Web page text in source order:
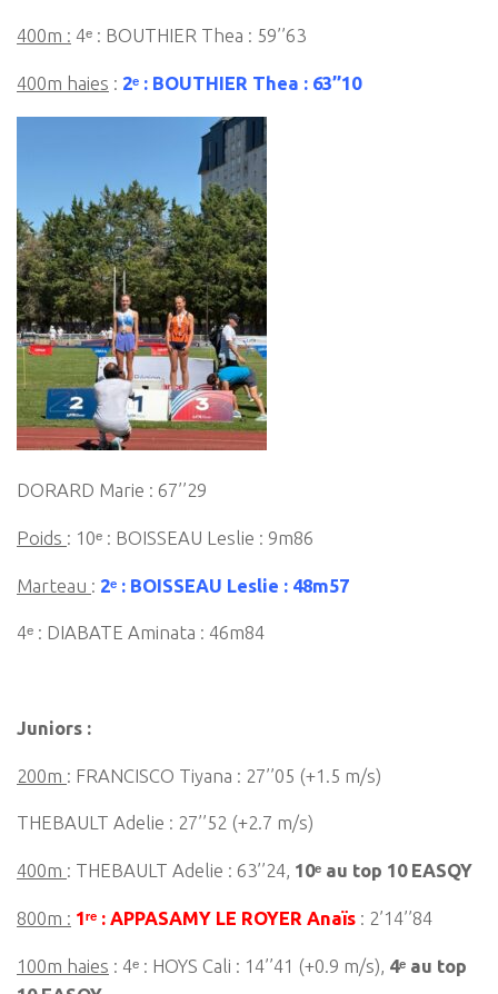
400m : 4ᵉ : BOUTHIER Thea : 59’’63
400m haies : 2ᵉ : BOUTHIER Thea : 63’’10
DORARD Marie : 67’’29
Poids : 10ᵉ : BOISSEAU Leslie : 9m86
Marteau : 2ᵉ : BOISSEAU Leslie : 48m57
4ᵉ : DIABATE Aminata : 46m84
Juniors :
200m : FRANCISCO Tiyana : 27’’05 (+1.5 m/s)
THEBAULT Adelie : 27’’52 (+2.7 m/s)
400m : THEBAULT Adelie : 63’’24, 10ᵉ au top 10 EASQY
800m : 1ʳᵉ : APPASAMY LE ROYER Anaïs : 2’14’’84
100m haies : 4ᵉ : HOYS Cali : 14’’41 (+0.9 m/s), 4ᵉ au top